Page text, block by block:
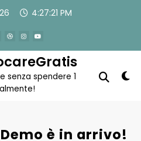
4:27:21 PM
senza spendere 1
è in arrivo!